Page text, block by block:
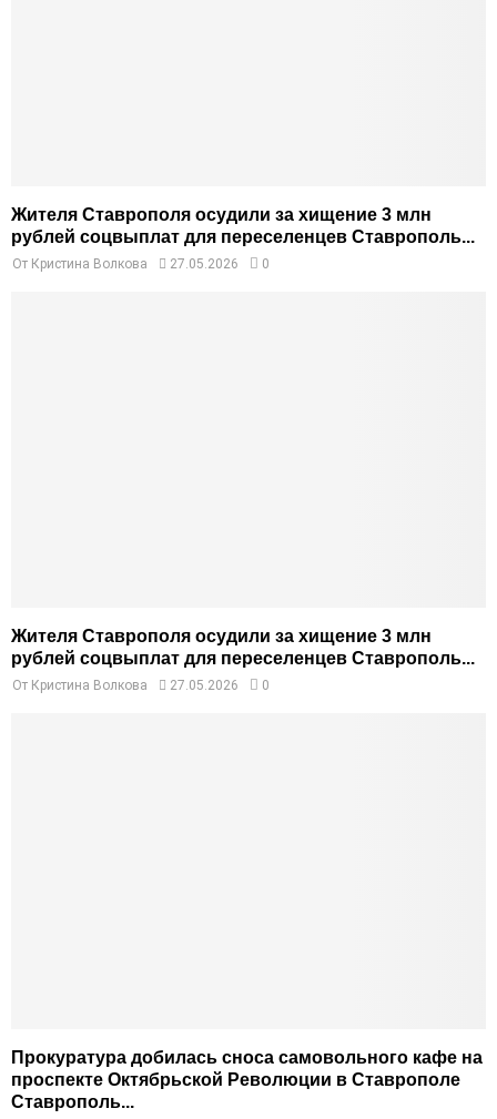
Жителя Ставрополя осудили за хищение 3 млн
рублей соцвыплат для переселенцев Ставрополь...
От Кристина Волкова 27.05.2026 0
Жителя Ставрополя осудили за хищение 3 млн
рублей соцвыплат для переселенцев Ставрополь...
От Кристина Волкова 27.05.2026 0
Прокуратура добилась сноса самовольного кафе на
проспекте Октябрьской Революции в Ставрополе
Ставрополь...